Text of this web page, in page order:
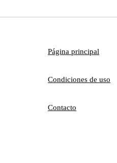
Página principal
Condiciones de uso
Contacto